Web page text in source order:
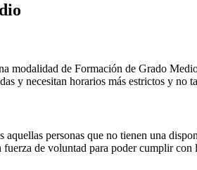
modalidad de Formación de Grado
y necesitan horarios más estrictos y no
aquellas personas que no tienen una
de voluntad para poder cumplir con